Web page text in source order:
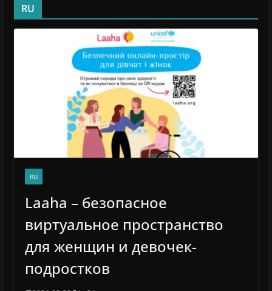
RU
RU
Laaha – безопасное
виртуальное пространство
для женщин и девочек-
подростков